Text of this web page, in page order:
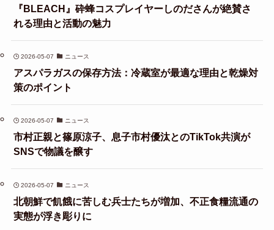
『BLEACH』砕蜂コスプレイヤーしのださんが絶賛さ
れる理由と活動の魅力
2026-05-07 ニュース
アスパラガスの保存方法：冷蔵室が最適な理由と乾燥対
策のポイント
2026-05-07 ニュース
市村正親と篠原涼子、息子市村優汰とのTikTok共演が
SNSで物議を醸す
2026-05-07 ニュース
北朝鮮で飢餓に苦しむ兵士たちが増加、不正食糧流通の
実態が浮き彫りに